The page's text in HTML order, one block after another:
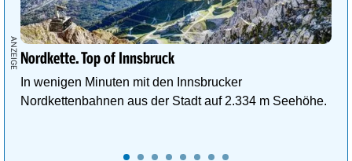
Nordkette. Top of Innsbruck
In wenigen Minuten mit den Innsbrucker
Nordkettenbahnen aus der Stadt auf 2.334 m Seehöhe.